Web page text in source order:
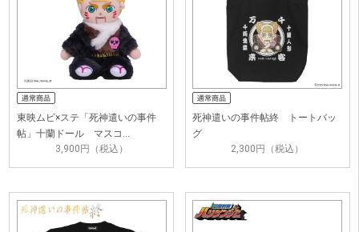
東映ムビ×ステ「死神遣いの事件
帖」十蘭ドール マスコ…
3,900円（税込）
死神遣いの事件帖終 トートバッ
グ
2,300円（税込）